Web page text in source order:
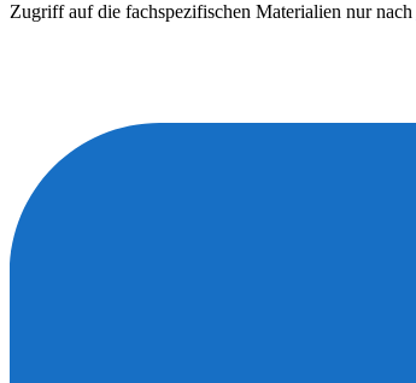
Zugriff auf die fachspezifischen Materialien nur nach